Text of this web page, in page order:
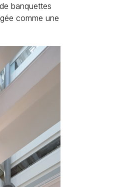
banquettes
comme une